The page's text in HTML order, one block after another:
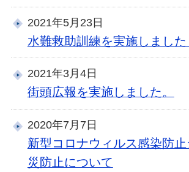
2021年5月23日
水難救助訓練を実施しました
2021年3月4日
街頭広報を実施しました。
2020年7月7日
新型コロナウィルス感染防止
災防止について